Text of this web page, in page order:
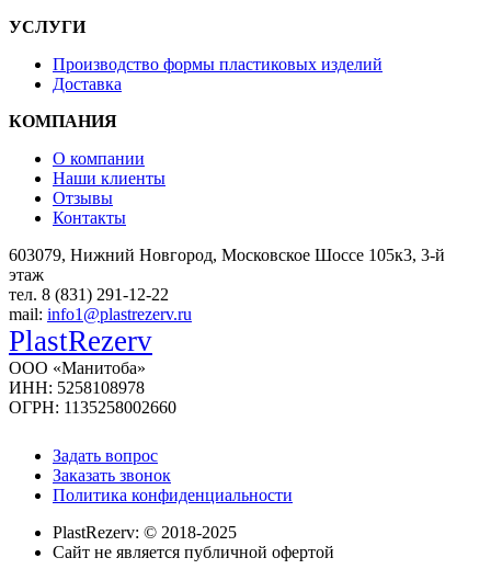
УСЛУГИ
Производство формы пластиковых изделий
Доставка
КОМПАНИЯ
О компании
Наши клиенты
Отзывы
Контакты
603079, Нижний Новгород, Московское Шоссе 105к3, 3-й
этаж
тел. 8 (831) 291-12-22
mail: info1@plastrezerv.ru
PlastRezerv
ООО «Манитоба»
ИНН: 5258108978
ОГРН: 1135258002660
Задать вопрос
Заказать звонок
Политика конфиденциальности
PlastRezerv: © 2018-2025
Cайт не является публичной офертой